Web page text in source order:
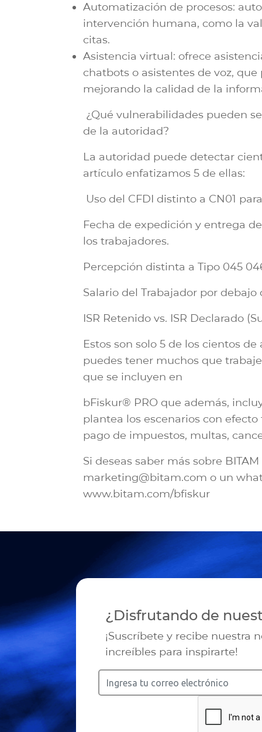
Automatización de procesos:
intervención humana, como la
citas.
Asistencia virtual: ofrece
chatbots o asistentes de voz,
mejorando la calidad de la
¿Qué vulnerabilidades pueden
de la autoridad?
La autoridad puede detectar
artículo enfatizamos 5 de ellas:
Uso del CFDI distinto a CN01
Fecha de expedición y entrega
los trabajadores.
Percepción distinta a Tipo 045
Salario del Trabajador por
ISR Retenido vs. ISR Declarado
Estos son solo 5 de los cientos
puedes tener muchos que
que se incluyen en
bFiskur® PRO que además,
plantea los escenarios con
pago de impuestos, multas,
Si deseas saber más sobre
marketing@bitam.com o un
www.bitam.com/bfiskur
¿Disfrutando de
¡Suscríbete y recibe nuestra
increíbles para inspirarte!